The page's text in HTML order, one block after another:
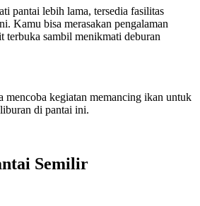
pantai lebih lama, tersedia fasilitas
Kamu bisa merasakan pengalaman
terbuka sambil menikmati deburan
mencoba kegiatan memancing ikan untuk
di pantai ini.
Semilir